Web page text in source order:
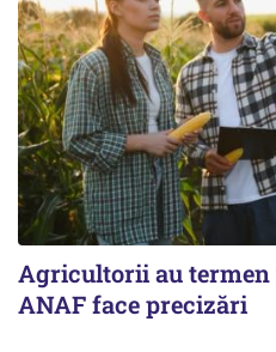
Agricultorii au termen
ANAF face precizări